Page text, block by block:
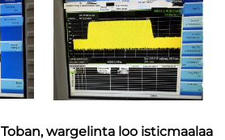
Toban, wargelinta loo isticmaalaa